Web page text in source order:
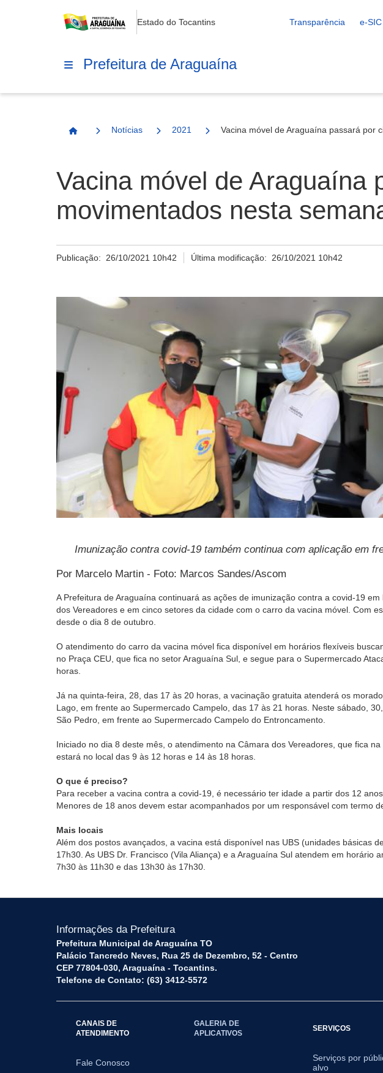
Estado do Tocantins Transparência e-SIC
Prefeitura de Araguaína
Página Inicial
Notícias 2021 Vacina móvel de Araguaína passará por
Vacina móvel de Araguaína
movimentados nesta
Publicação: 26/10/2021 10h42 Última modificação: 26/10/2021 10h42
Imunização contra covid-19 também continua com aplicação em
Por Marcelo Martin - Foto: Marcos Sandes/Ascom
A Prefeitura de Araguaína continuará as ações de imunização contra a covid-19
dos Vereadores e em cinco setores da cidade com o carro da vacina móvel. Com
desde o dia 8 de outubro.
O atendimento do carro da vacina móvel fica disponível em horários flexíveis
no Praça CEU, que fica no setor Araguaína Sul, e segue para o Supermercado
horas.
Já na quinta-feira, 28, das 17 às 20 horas, a vacinação gratuita atenderá os
Lago, em frente ao Supermercado Campelo, das 17 às 21 horas. Neste sábado,
São Pedro, em frente ao Supermercado Campelo do Entroncamento.
Iniciado no dia 8 deste mês, o atendimento na Câmara dos Vereadores, que fica
estará no local das 9 às 12 horas e 14 às 18 horas.
O que é preciso?
Para receber a vacina contra a covid-19, é necessário ter idade a partir dos 12
Menores de 18 anos devem estar acompanhados por um responsável com termo
Mais locais
Além dos postos avançados, a vacina está disponível nas UBS (unidades básicas
17h30. As UBS Dr. Francisco (Vila Aliança) e a Araguaína Sul atendem em
7h30 às 11h30 e das 13h30 às 17h30.
Informações da Prefeitura
Prefeitura Municipal de Araguaína TO
Palácio Tancredo Neves, Rua 25 de Dezembro, 52 - Centro
CEP 77804-030, Araguaína - Tocantins.
Telefone de Contato: (63) 3412-5572
CANAIS DE
ATENDIMENTO
Fale Conosco
GALERIA DE
APLICATIVOS
SERVIÇOS
Serviços por
alvo